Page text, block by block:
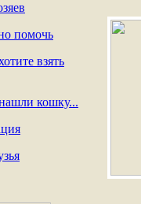
помочь
взять
кошку...